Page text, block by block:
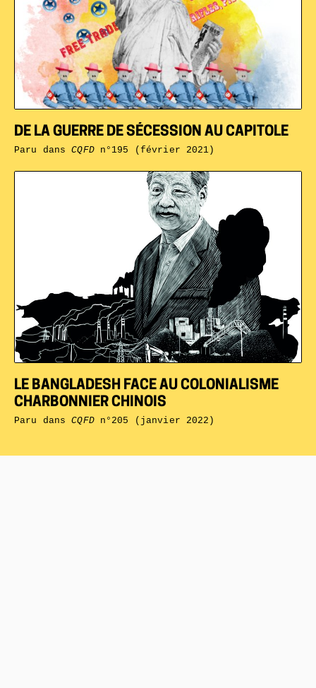
LE BANGLADESH FACE AU COLONIALISME
CHARBONNIER CHINOIS
Paru dansCQFDn°205 (janvier 2022)
DE LA GUERRE DE SÉCESSION AU CAPITOLE
Paru dansCQFDn°195 (février 2021)